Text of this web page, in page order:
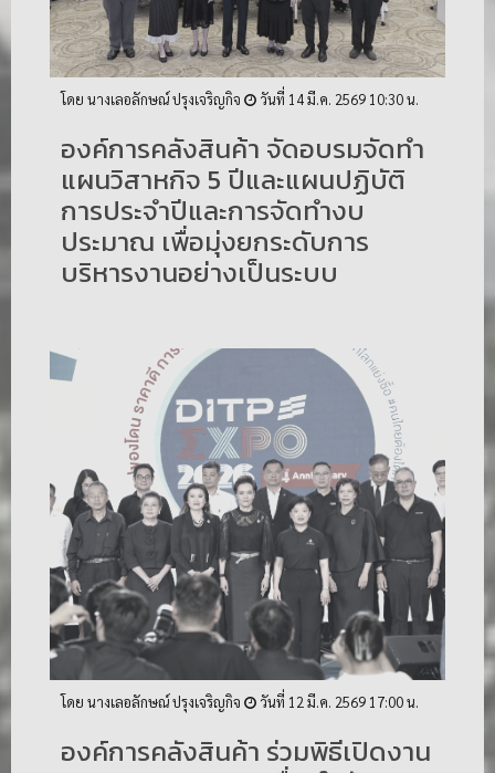
โดย นางเลอลักษณ์ ปรุงเจริญกิจ วันที่ 14 มี.ค. 2569 10:30 น.
องค์การคลังสินค้า จัดอบรมจัดทำ
แผนวิสาหกิจ 5 ปีและแผนปฏิบัติ
การประจำปีและการจัดทำงบ
ประมาณ เพื่อมุ่งยกระดับการ
บริหารงานอย่างเป็นระบบ
โดย นางเลอลักษณ์ ปรุงเจริญกิจ วันที่ 12 มี.ค. 2569 17:00 น.
องค์การคลังสินค้า ร่วมพิธีเปิดงาน